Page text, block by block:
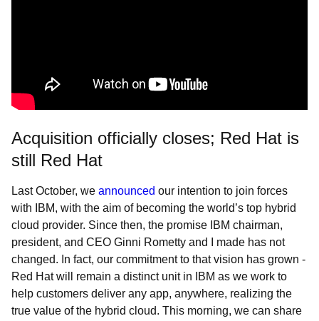
Acquisition officially closes; Red Hat is
still Red Hat
Last October, we announced our intention to join forces
with IBM, with the aim of becoming the world’s top hybrid
cloud provider. Since then, the promise IBM chairman,
president, and CEO Ginni Rometty and I made has not
changed. In fact, our commitment to that vision has grown -
Red Hat will remain a distinct unit in IBM as we work to
help customers deliver any app, anywhere, realizing the
true value of the hybrid cloud. This morning, we can share